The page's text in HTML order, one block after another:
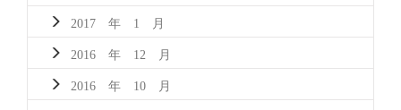
2017 年 1 月
2016 年 12 月
2016 年 10 月